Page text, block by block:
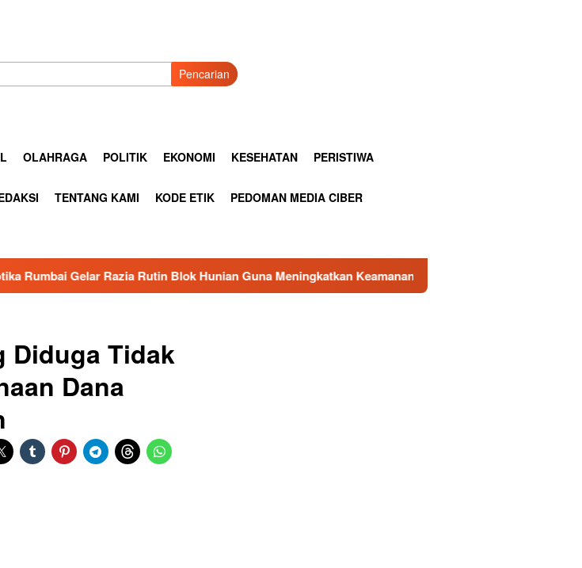
Pencarian
OLAHRAGA POLITIK EKONOMI KESEHATAN PERISTIWA
TENTANG KAMI KODE ETIK PEDOMAN MEDIA CIBER
Blok Hunian Guna Meningkatkan Keamanan Dan Ketertiban Kasubag TU Lapas Pasir
Diduga Tidak
Dana